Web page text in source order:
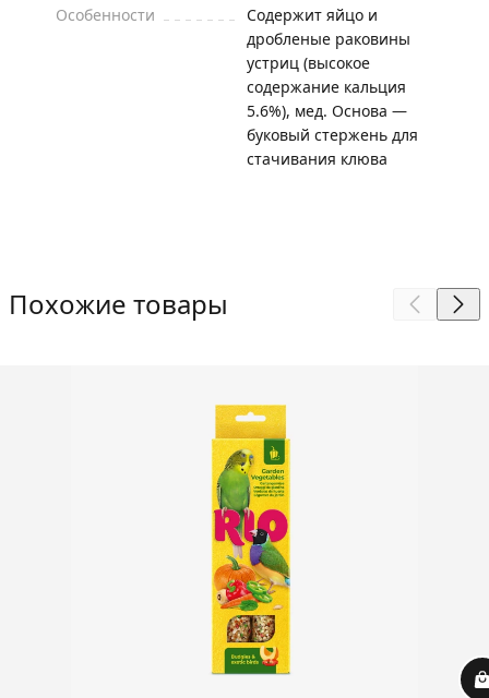
Особенности
Содержит яйцо и
дробленые раковины
устриц (высокое
содержание кальция
5.6%), мед. Основа —
буковый стержень для
стачивания клюва
Похожие товары